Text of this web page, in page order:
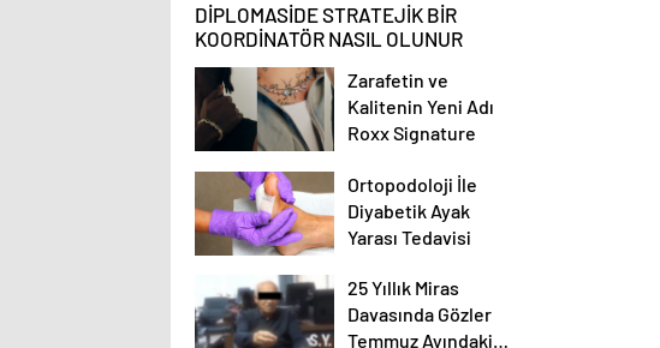
DİPLOMASİDE STRATEJİK BİR
KOORDİNATÖR NASIL OLUNUR
Zarafetin ve
Kalitenin Yeni Adı
Roxx Signature
Ortopodoloji İle
Diyabetik Ayak
Yarası Tedavisi
25 Yıllık Miras
Davasında Gözler
Temmuz Ayındaki